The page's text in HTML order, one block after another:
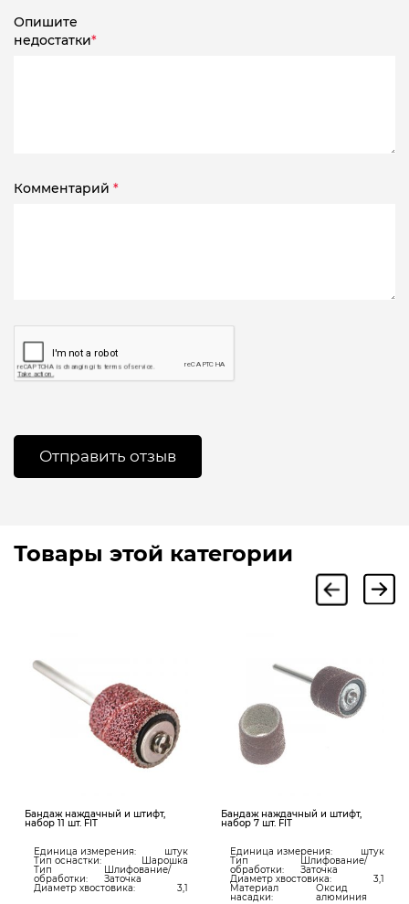
Опишите
недостатки*
Комментарий *
Товары этой категории
Бандаж наждачный и штифт,
набор 11 шт. FIT
Единица измерения: штук
Тип оснастки: Шарошка
Тип
обработки:
Шлифование/
Заточка
Диаметр хвостовика: 3,1
Бандаж наждачный и штифт,
набор 7 шт. FIT
Единица измерения: штук
Тип
обработки:
Шлифование/
Заточка
Диаметр хвостовика: 3,1
Материал
насадки:
Оксид
алюминия